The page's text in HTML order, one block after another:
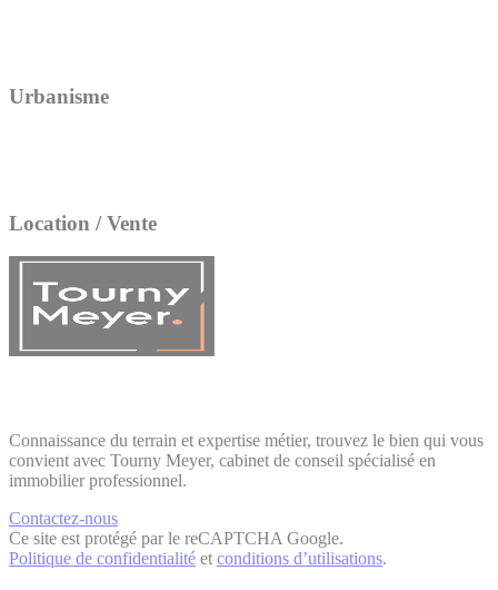
Urbanisme
Location / Vente
Connaissance du terrain et expertise métier, trouvez le bien qui vous
convient avec Tourny Meyer, cabinet de conseil spécialisé en
immobilier professionnel.
Contactez-nous
Ce site est protégé par le reCAPTCHA Google.
Politique de confidentialité et conditions d’utilisations.